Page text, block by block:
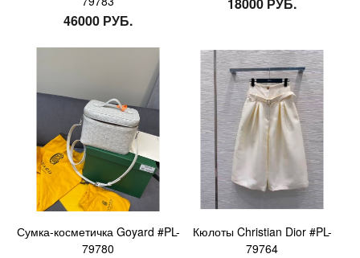
46000 РУБ.
18000 РУБ.
Сумка-косметичка Goyard #PL-
79780
Кюлоты Christian Dior #PL-
79764